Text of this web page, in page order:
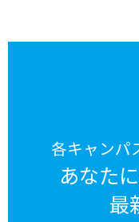
各キャンパ
あなた
最